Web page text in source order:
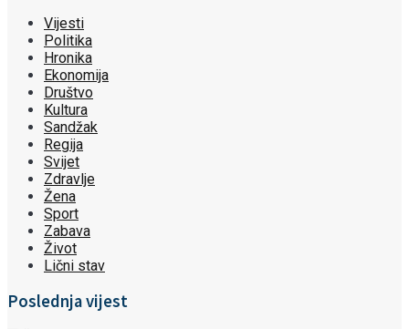
Vijesti
Politika
Hronika
Ekonomija
Društvo
Kultura
Sandžak
Regija
Svijet
Zdravlje
Žena
Sport
Zabava
Život
Lični stav
Poslednja vijest